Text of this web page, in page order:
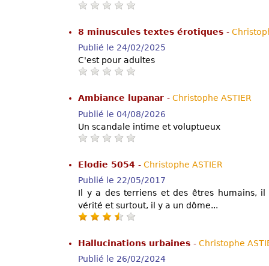
8 minuscules textes érotiques -
Publié le 24/02/2025
C'est pour adultes
Ambiance lupanar - Christophe ASTIER
Publié le 04/08/2026
Un scandale intime et voluptueux
Elodie 5054 - Christophe ASTIER
Publié le 22/05/2017
Il y a des terriens et des êtres humains,
vérité et surtout, il y a un dôme...
Hallucinations urbaines - Christophe
Publié le 26/02/2024